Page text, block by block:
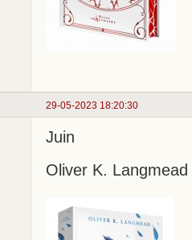
29-05-2023 18:20:30
Juin
Oliver K.